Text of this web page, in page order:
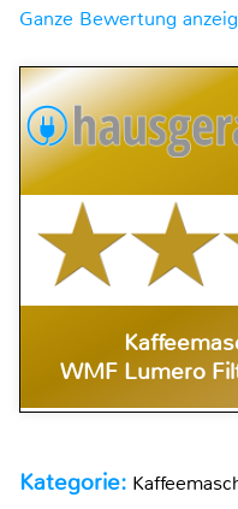
Ganze Bewertung
WMF Lumero
Kategorie: